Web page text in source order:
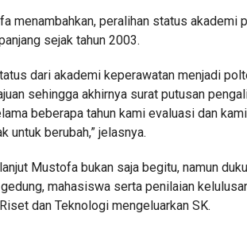
menambahkan, peralihan status
sejak tahun 2003.
dari akademi keperawatan menjadi
sehingga akhirnya surat putusan
beberapa tahun kami evaluasi dan
untuk berubah,” jelasnya.
Mustofa bukan saja begitu, namun
mahasiswa serta penilaian
dan Teknologi mengeluarkan SK.